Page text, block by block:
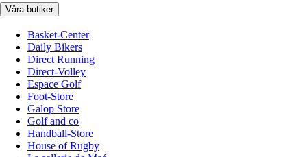
Våra butiker
Basket-Center
Daily Bikers
Direct Running
Direct-Volley
Espace Golf
Foot-Store
Galop Store
Golf and co
Handball-Store
House of Rugby